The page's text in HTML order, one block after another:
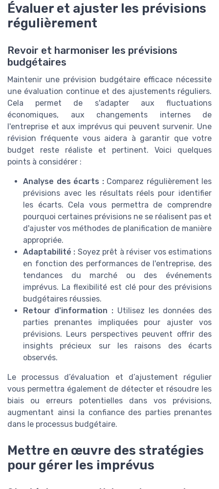
Évaluer et ajuster les prévisions
régulièrement
Revoir et harmoniser les prévisions
budgétaires
Maintenir une prévision budgétaire efficace nécessite
une évaluation continue et des ajustements réguliers.
Cela permet de s'adapter aux fluctuations
économiques, aux changements internes de
l'entreprise et aux imprévus qui peuvent survenir. Une
révision fréquente vous aidera à garantir que votre
budget reste réaliste et pertinent. Voici quelques
points à considérer :
Analyse des écarts :Comparez régulièrement les
prévisions avec les résultats réels pour identifier
les écarts. Cela vous permettra de comprendre
pourquoi certaines prévisions ne se réalisent pas et
d'ajuster vos méthodes de planification de manière
appropriée.
Adaptabilité : Soyez prêt à réviser vos estimations
en fonction des performances de l'entreprise, des
tendances du marché ou des événements
imprévus. La flexibilité est clé pour des prévisions
budgétaires réussies.
Retour d'information : Utilisez les données des
parties prenantes impliquées pour ajuster vos
prévisions. Leurs perspectives peuvent offrir des
insights précieux sur les raisons des écarts
observés.
Le processus d’évaluation et d’ajustement régulier
vous permettra également de détecter et résoudre les
biais ou erreurs potentielles dans vos prévisions,
augmentant ainsi la confiance des parties prenantes
dans le processus budgétaire.
Mettre en œuvre des stratégies
pour gérer les imprévus